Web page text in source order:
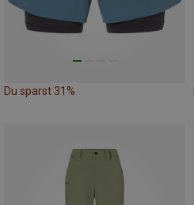
Du sparst 31%